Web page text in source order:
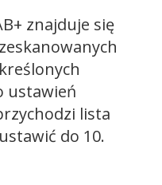
znajduje się
ustawień
lista
do 10.